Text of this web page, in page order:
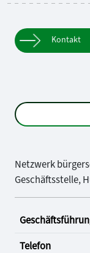
Kontakt
Netzwerk
Geschäftsstelle,
Telefon